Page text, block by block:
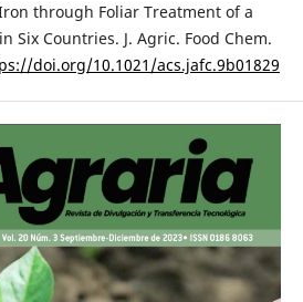
through Foliar Treatment of a
Six Countries. J. Agric. Food Chem.
doi.org/10.1021/acs.jafc.9b01829